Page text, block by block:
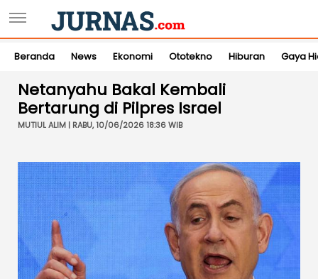
Beranda News Ekonomi Ototekno Hiburan Gaya
Netanyahu Bakal Kembali
Bertarung di Pilpres Israel
MUTIUL ALIM | RABU, 10/06/2026 18:36 WIB